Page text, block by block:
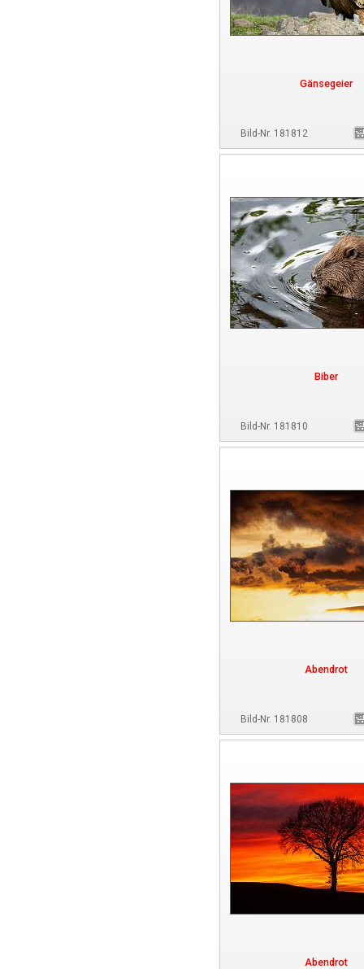
Gänsegeier
Bild-Nr. 181812
Biber
Bild-Nr. 181810
Abendrot
Bild-Nr. 181808
Abendrot